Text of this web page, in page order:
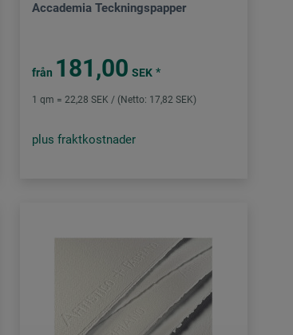
Accademia Teckningspapper
från 181,00 SEK *
1 qm = 22,28 SEK / (Netto: 17,82 SEK)
plus fraktkostnader